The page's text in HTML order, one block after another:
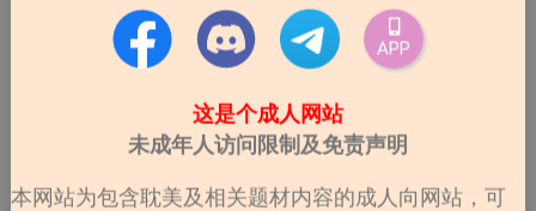
APP
这是个成人网站
未成年人访问限制及免责声明
本网站为包含耽美及相关题材内容的成人向网站，可